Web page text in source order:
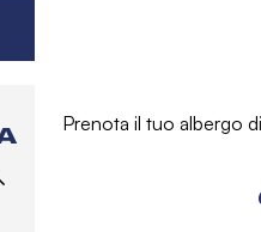
Prenota il tuo albergo